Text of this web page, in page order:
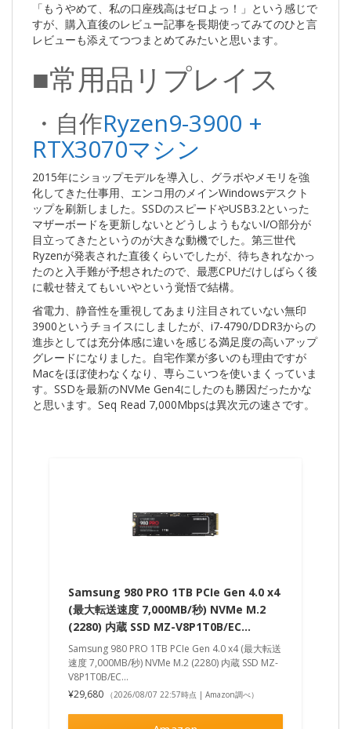
「もうやめて、私の口座残高はゼロよっ！」という感じで
すが、購入直後のレビュー記事を長期使ってみてのひと言
レビューも添えてつつまとめてみたいと思います。
■常用品リプレイス
・自作Ryzen9-3900 +
RTX3070マシン
2015年にショップモデルを導入し、グラボやメモリを強
化してきた仕事用、エンコ用のメインWindowsデスクト
ップを刷新しました。SSDのスピードやUSB3.2といった
マザーボードを更新しないとどうしようもないI/O部分が
目立ってきたというのが大きな動機でした。第三世代
Ryzenが発表された直後くらいでしたが、待ちきれなかっ
たのと入手難が予想されたので、最悪CPUだけしばらく後
に載せ替えてもいいやという覚悟で結構。
省電力、静音性を重視してあまり注目されていない無印
3900というチョイスにしましたが、i7-4790/DDR3からの
進歩としては充分体感に違いを感じる満足度の高いアップ
グレードになりました。自宅作業が多いのも理由ですが
Macをほぼ使わなくなり、専らこいつを使いまくっていま
す。SSDを最新のNVMe Gen4にしたのも勝因だったかな
と思います。Seq Read 7,000Mbpsは異次元の速さです。
Samsung 980 PRO 1TB PCIe Gen 4.0 x4
(最大転送速度 7,000MB/秒) NVMe M.2
(2280) 内蔵 SSD MZ-V8P1T0B/EC…
Samsung 980 PRO 1TB PCIe Gen 4.0 x4 (最大転送
速度 7,000MB/秒) NVMe M.2 (2280) 内蔵 SSD MZ-
V8P1T0B/EC...
¥29,680
（2026/08/07 22:57時点 | Amazon調べ）